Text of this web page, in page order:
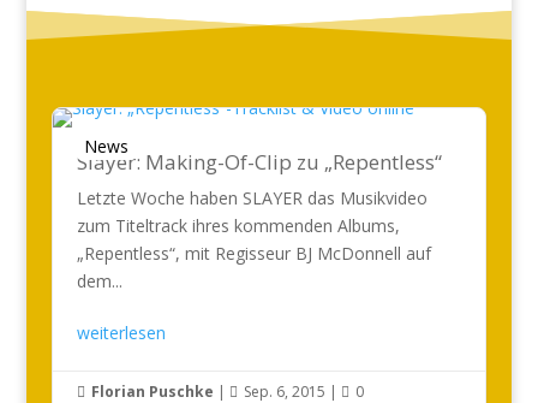
News
Slayer: Making-Of-Clip zu „Repentless“
Letzte Woche haben SLAYER das Musikvideo
zum Titeltrack ihres kommenden Albums,
„Repentless“, mit Regisseur BJ McDonnell auf
dem...
weiterlesen
 Florian Puschke |  Sep. 6, 2015 |  0